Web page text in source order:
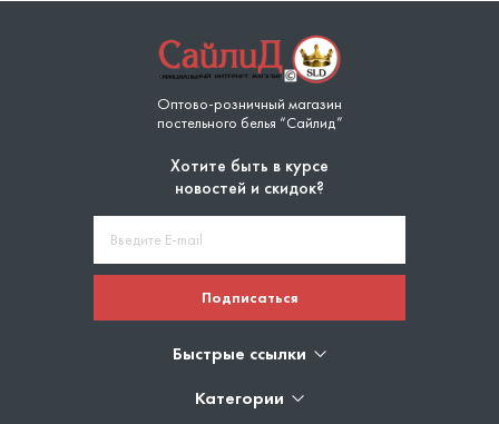
Оптово-розничный магазин
постельного белья “Сайлид”
Хотите быть в курсе
новостей и скидок?
Подписаться
Быстрые ссылки
Категории